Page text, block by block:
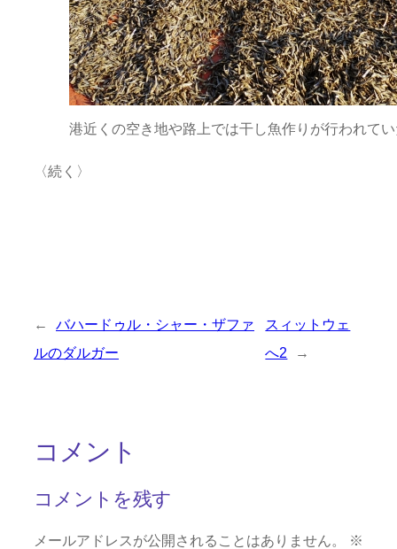
港近くの空き地や路上では干し魚作りが行われて
〈続く〉
←
バハードゥル・シャー・ザファ
ルのダルガー
スィットウェ
へ2
→
コメント
コメントを残す
メールアドレスが公開されることはありません。
※